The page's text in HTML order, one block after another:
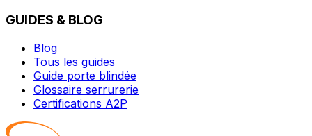
GUIDES & BLOG
Blog
Tous les guides
Guide porte blindée
Glossaire serrurerie
Certifications A2P